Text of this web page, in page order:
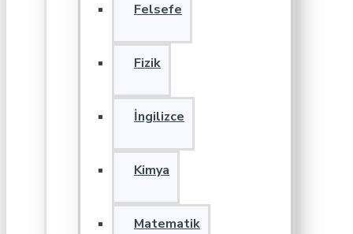
Felsefe
Fizik
İngilizce
Kimya
Matematik